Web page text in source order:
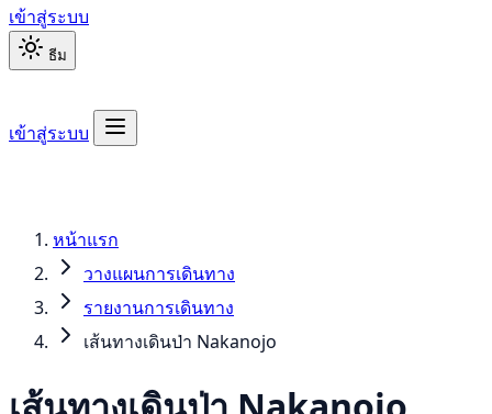
เข้าสู่ระบบ
ธีม
เข้าสู่ระบบ
หน้าแรก
วางแผนการเดินทาง
รายงานการเดินทาง
เส้นทางเดินป่า Nakanojo